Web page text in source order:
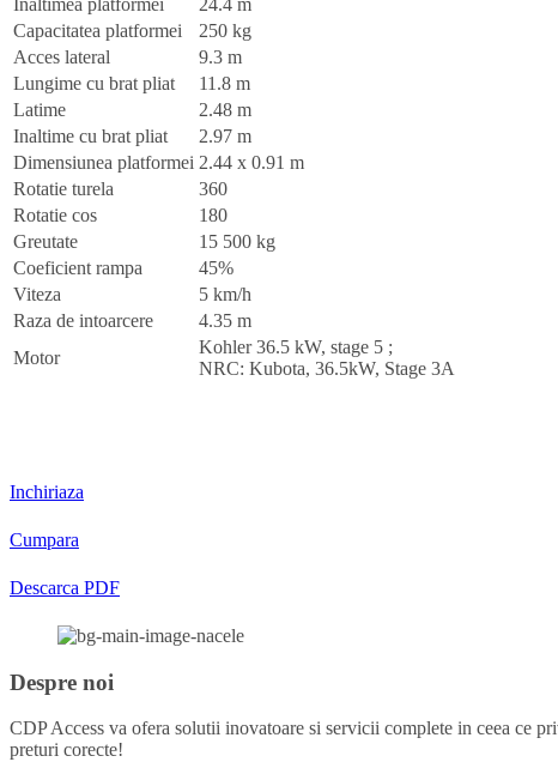
Capacitatea platformei
250 kg
Acces lateral
9.3 m
Lungime cu brat pliat
11.8 m
Latime
2.48 m
Inaltime cu brat pliat
2.97 m
Dimensiunea platformei 2.44 x 0.91 m
Rotatie turela
360
Rotatie cos
180
Greutate
15 500 kg
Coeficient rampa
45%
Viteza
5 km/h
Raza de intoarcere
4.35 m
Motor
Kohler 36.5 kW, stage 5 ;
NRC: Kubota, 36.5kW, Stage 3A
Inchiriaza
Cumpara
Descarca PDF
Despre noi
CDP Access va ofera solutii inovatoare si servicii complete in ceea ce
preturi corecte!